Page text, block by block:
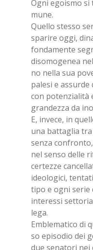
Ogni egoi­smo si
mu­ne.
Quel­lo stes­so
spa­ri­re oggi,
fon­da­men­te
di­so­mo­ge­nea
no nel­la sua
pa­le­si e
con po­ten­zia­li­tà
gran­dez­za da
E, in­ve­ce, in
una bat­ta­glia
sen­za
nel sen­so del­le
cer­tez­ze
ideo­lo­gi­ci,
tipo e ogni se­rie
in­te­res­si
lega.
Em­ble­ma­ti­co di
so epi­so­dio dei
due se­na­to­ri